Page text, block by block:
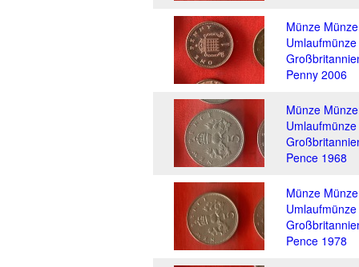
Münze
Umlaufmünze
Penny 2006
Münze
Umlaufmünze
Pence 1968
Münze
Umlaufmünze
Pence 1978